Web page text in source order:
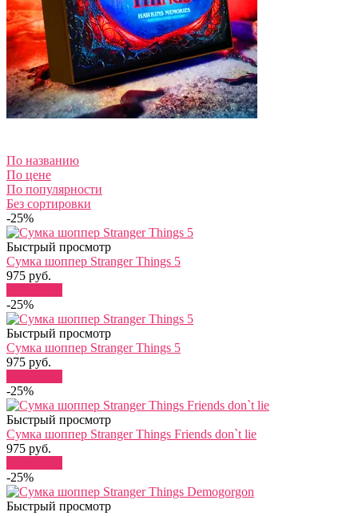
По названию
По цене
По популярности
Без сортировки
-25%
Быстрый просмотр
Сумка шоппер Stranger Things 5
975 руб.
-25%
Быстрый просмотр
Сумка шоппер Stranger Things 5
975 руб.
-25%
Быстрый просмотр
Сумка шоппер Stranger Things Friends don`t lie
975 руб.
-25%
Быстрый просмотр